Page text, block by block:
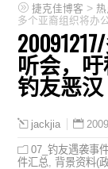
捷克佳博客 >
多个亚裔组织将办
听会，
钓友恶汉
jackjia
07_钓友遇袭事
件汇总
背景资料(